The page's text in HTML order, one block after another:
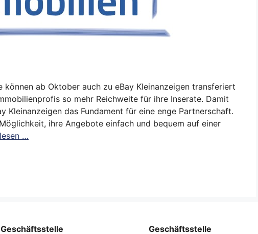
ab Oktober auch zu eBay Kleinanzeigen transferiert
so mehr Reichweite für ihre Inserate. Damit
Kleinanzeigen das Fundament für eine enge Partnerschaft.
ihre Angebote einfach und bequem auf einer
…
Geschäftsstelle Geschäftsstelle